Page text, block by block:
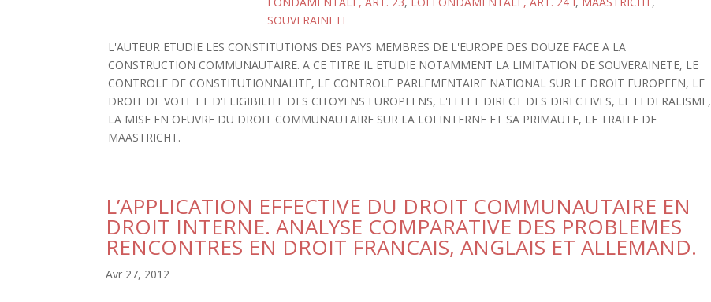
SOUVERAINETE
L'AUTEUR ETUDIE LES CONSTITUTIONS DES PAYS MEMBRES DE L'EUROPE DES DOUZE FACE A LA
CONSTRUCTION COMMUNAUTAIRE. A CE TITRE IL ETUDIE NOTAMMENT LA LIMITATION DE SOUVERAINETE, LE
CONTROLE DE CONSTITUTIONNALITE, LE CONTROLE PARLEMENTAIRE NATIONAL SUR LE DROIT EUROPEEN, LE
DROIT DE VOTE ET D'ELIGIBILITE DES CITOYENS EUROPEENS, L'EFFET DIRECT DES DIRECTIVES, LE FEDERALISME,
LA MISE EN OEUVRE DU DROIT COMMUNAUTAIRE SUR LA LOI INTERNE ET SA PRIMAUTE, LE TRAITE DE
MAASTRICHT.
L’APPLICATION EFFECTIVE DU DROIT COMMUNAUTAIRE EN
DROIT INTERNE. ANALYSE COMPARATIVE DES PROBLEMES
RENCONTRES EN DROIT FRANCAIS, ANGLAIS ET ALLEMAND.
Avr 27, 2012